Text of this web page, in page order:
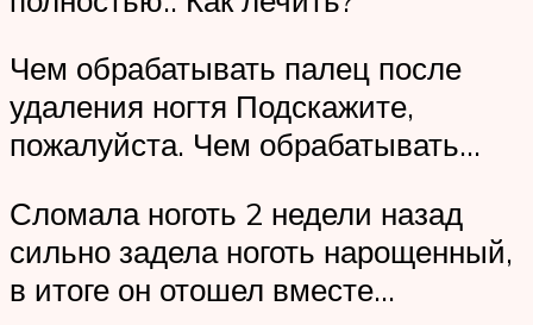
Чем обрабатывать палец после
удаления ногтя Подскажите,
пожалуйста. Чем обрабатывать…
Сломала ноготь 2 недели назад
сильно задела ноготь нарощенный,
в итоге он отошел вместе…